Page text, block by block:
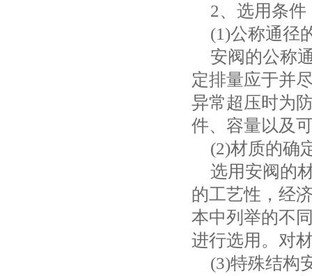
2、选用条件
(1)公称通径
安阀的公称
定排量应于并
异常超压时为
件、容量以及
(2)材质的确
选用安阀的
的工艺性，经
本中列举的不
进行选用。对
(3)特殊结构